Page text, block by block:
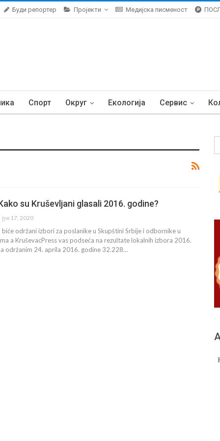
Буди репортер Пројекти Медијска писменост
Спорт Округ Екологија Сервис
su Kruševljani glasali 2016. godine?
јун 17, 2020
biće održani izbori za poslanike u Skupštini Srbije i odbornike u
a KruševacPress vas podseća na rezultate lokalnih izbora 2016.
održanim 24. aprila 2016. godine 32.228…